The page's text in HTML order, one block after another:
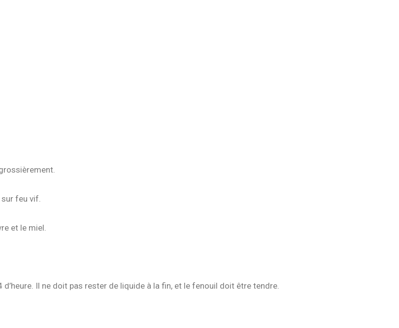
sur feu vif.
et le miel.
Il ne doit pas rester de liquide à la fin, et le fenouil doit être tendre.